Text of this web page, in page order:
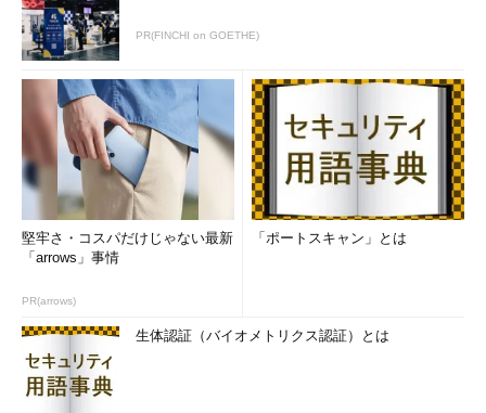
PR(FINCHI on GOETHE)
堅牢さ・コスパだけじゃない最新
「arrows」事情
PR(arrows)
「ポートスキャン」とは
生体認証（バイオメトリクス認証）とは